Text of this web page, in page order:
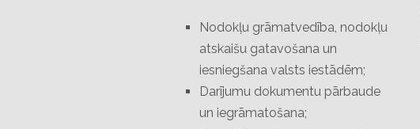
Nodokļu grāmatvedība, nodokļu
atskaišu gatavošana un
iesniegšana valsts iestādēm;
Darījumu dokumentu pārbaude
un iegrāmatošana;